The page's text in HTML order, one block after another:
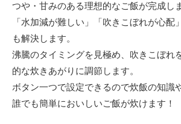
つや・甘みのある理想的なご飯が完成し
「水加減が難しい」「吹きこぼれが心配
も解決します。
沸騰のタイミングを見極め、吹きこぼれ
的な炊きあがりに調節します。
ボタン一つで設定できるので炊飯の知識
誰でも簡単においしいご飯が炊けます！